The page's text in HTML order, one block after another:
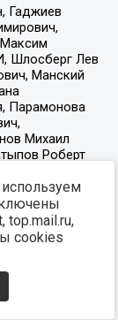
top.mail.ru,
cookies